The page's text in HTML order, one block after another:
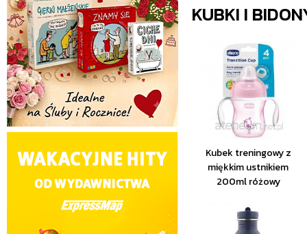
KUBKI I
Kubek treningowy z
miękkim ustnikiem
200ml różowy